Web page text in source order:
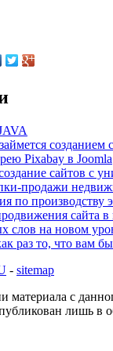
созданием
Pixabay в Joomla
сайтов с
продажи
по производству
сайта в
слов на новом
раз то, что вам
- sitemap
материала с
лишь в